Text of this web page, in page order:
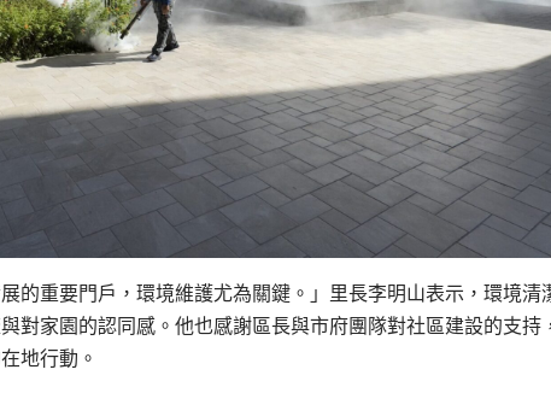
的重要門戶，環境維護尤為關鍵。」里長李明山表示，環境清
對家園的認同感。他也感謝區長與市府團隊對社區建設的支持
地行動。